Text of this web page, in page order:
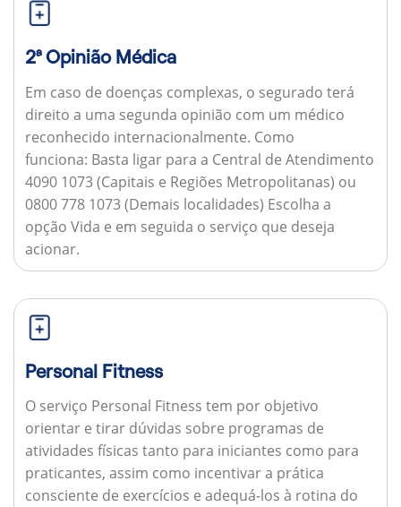
2ª Opinião Médica
Em caso de doenças complexas, o segurado terá
direito a uma segunda opinião com um médico
reconhecido internacionalmente. Como
funciona: Basta ligar para a Central de Atendimento
4090 1073 (Capitais e Regiões Metropolitanas) ou
0800 778 1073 (Demais localidades) Escolha a
opção Vida e em seguida o serviço que deseja
acionar.
Personal Fitness
O serviço Personal Fitness tem por objetivo
orientar e tirar dúvidas sobre programas de
atividades físicas tanto para iniciantes como para
praticantes, assim como incentivar a prática
consciente de exercícios e adequá-los à rotina do